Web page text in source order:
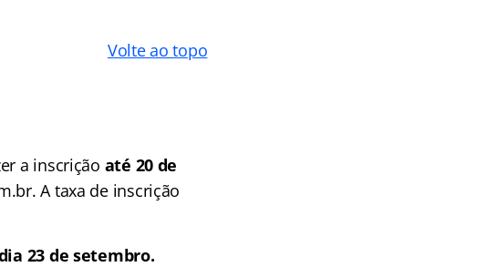
Volte ao topo
a inscrição até 20 de
A taxa de inscrição
23 de setembro.